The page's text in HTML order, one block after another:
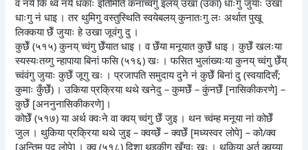
धाःगु नं धाइ । तर थुमिगु वस्तुस्थिति स्वयेबलय् कुनातःगु लः अर्थात पुखू
लिक्कया छेँ जुयाः हे उखा जूवंगु दु ।
कुछेँ (५१५) कुनय् च्वंगु छेँयात धाइ । व छेँया मनूयात कुछेँ धाइ । कुछेँ खलःया
स्यस्यःतय्गु न्हापाया बिनां फसि (५१६) खः । फसित भुलांख्यःया कुनय् च्वंगु छेँय्
च्वंवंगु जुयाः कुछेँ जूगु खः । प्रजापति समुदाय दुने नं कुछेँ बिनां दु (स्वयादिसँ;
कुमाः कुँछेँ) । उकिया प्रक्रिया थथे खनेदु – कुमछेँ – कुंनछेँ [नासिकीकरणे] –
कुछेँ [अननुनासिकीकरणे]।
कोछेँ (५१७) या अर्थ क्वःने वा क्वय् च्वंगु छेँ जुइ । थन च्वंम्ह मनूया नां कोछेँ
जुल । थुकिया प्रक्रिया थथे जुइ – क्वय्छेँ – क्वछेँ [मध्यस्वर लोपे] – को/क्व
[अन्तिम पद लोपे] । क्व (५१८) दिशा थुइकीगु खँग्वः खः । थुकिया अर्त क्वय्या